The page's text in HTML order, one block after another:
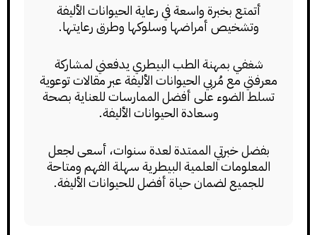
أتمتع بخبرة واسعة في رعاية الحيوانات الأليفة
وتشخيص أمراضها وسلوكها وطرق رعايتها.
شغفي بمهنة الطب البيطري يدفعني لمشاركة
معرفتي مع مُربي الحيوانات الأليفة عبر مقالات توعوية
تسلط الضوء على أفضل الممارسات للعناية بصحة
وسعادة الحيوانات الأليفة.
بفضل خبرتي الممتدة لعدة سنوات، أسعى لجعل
المعلومات العلمية البيطرية سهلة الفهم ومتاحة
للجميع لضمان حياة أفضل للحيوانات الأليفة.